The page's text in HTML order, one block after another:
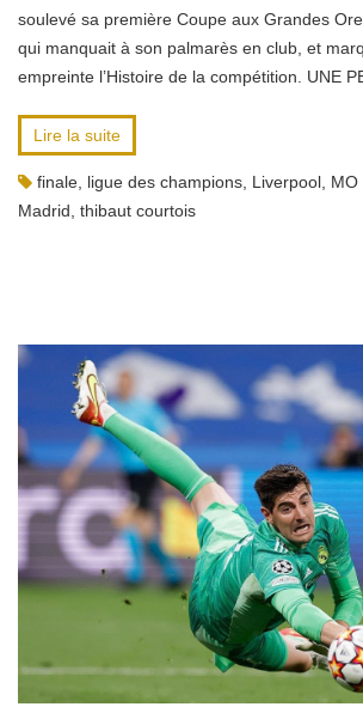
soulevé sa première Coupe aux Grandes
qui manquait à son palmarès en club, et
empreinte l’Histoire de la compétition. UNE
Lire la suite
finale ligue des champions Liverpool MO
Madrid thibaut courtois